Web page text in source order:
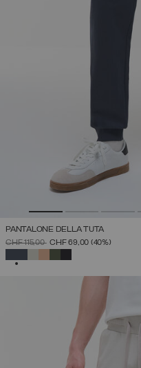
PANTALONE DELLA TUTA
PREZZO RIDOTTO DA
CHF 115,00ACHF 69,00 (40%)